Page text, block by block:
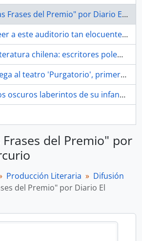
del Premio" por Diario El Mercurio
tan elocuente es una alegría" de Diario La Nación
escritores polemizan con Zurita" de La Tercera
'Purgatorio', primer libro del poeta" de Diario La Tercera
laberintos de su infancia" de Revista El Sábado
del Premio" por
Producción Literaria
Difusión
del Premio" por Diario El